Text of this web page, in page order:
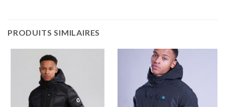
PRODUITS SIMILAIRES